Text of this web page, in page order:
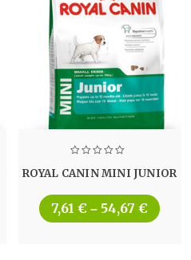
ROYAL CANIN MINI JUNIOR
7,61 € – 54,67 €